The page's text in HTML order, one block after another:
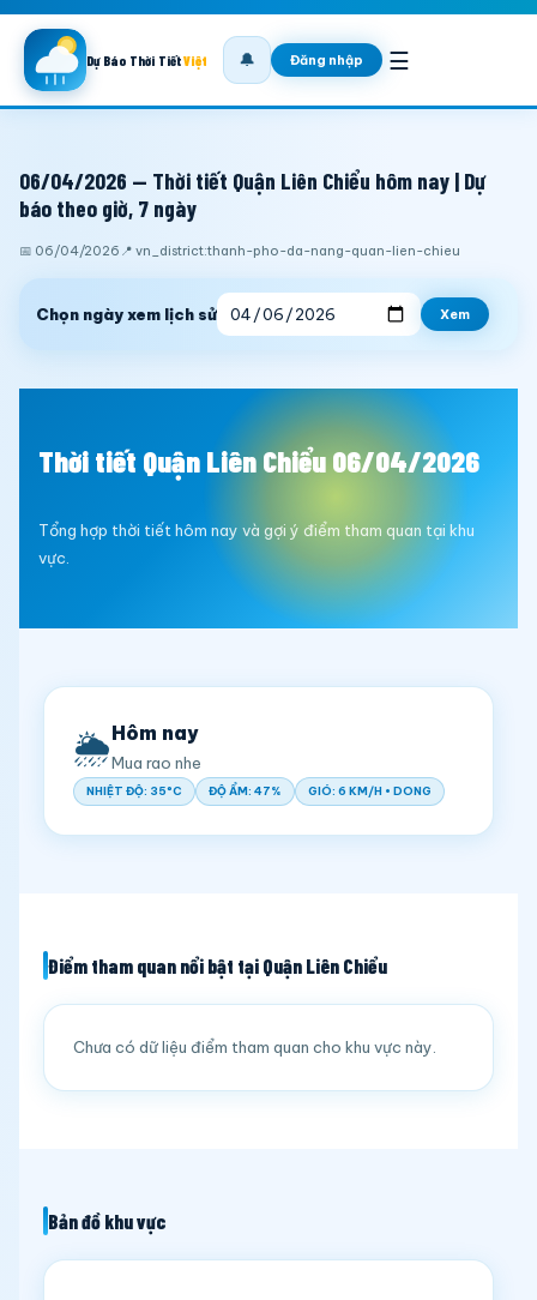
Dự Báo Thời TiếtViệt 🔔 Đăng nhập ☰
06/04/2026 — Thời tiết Quận Liên Chiểu hôm nay | Dự
báo theo giờ, 7 ngày
📅 06/04/2026 📍 vn_district:thanh-pho-da-nang-quan-lien-chieu
Chọn ngày xem lịch sử Xem
Thời tiết Quận Liên Chiểu 06/04/2026
Tổng hợp thời tiết hôm nay và gợi ý điểm tham quan tại khu
vực.
🌦️Hôm nay
Mua rao nhe
NHIỆT ĐỘ: 35°C ĐỘ ẨM: 47% GIÓ: 6 KM/H • DONG
Điểm tham quan nổi bật tại Quận Liên Chiểu
Chưa có dữ liệu điểm tham quan cho khu vực này.
Bản đồ khu vực